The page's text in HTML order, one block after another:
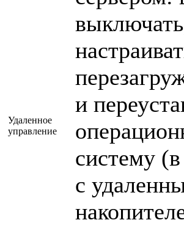
Удаленное
управление
и
систему
с